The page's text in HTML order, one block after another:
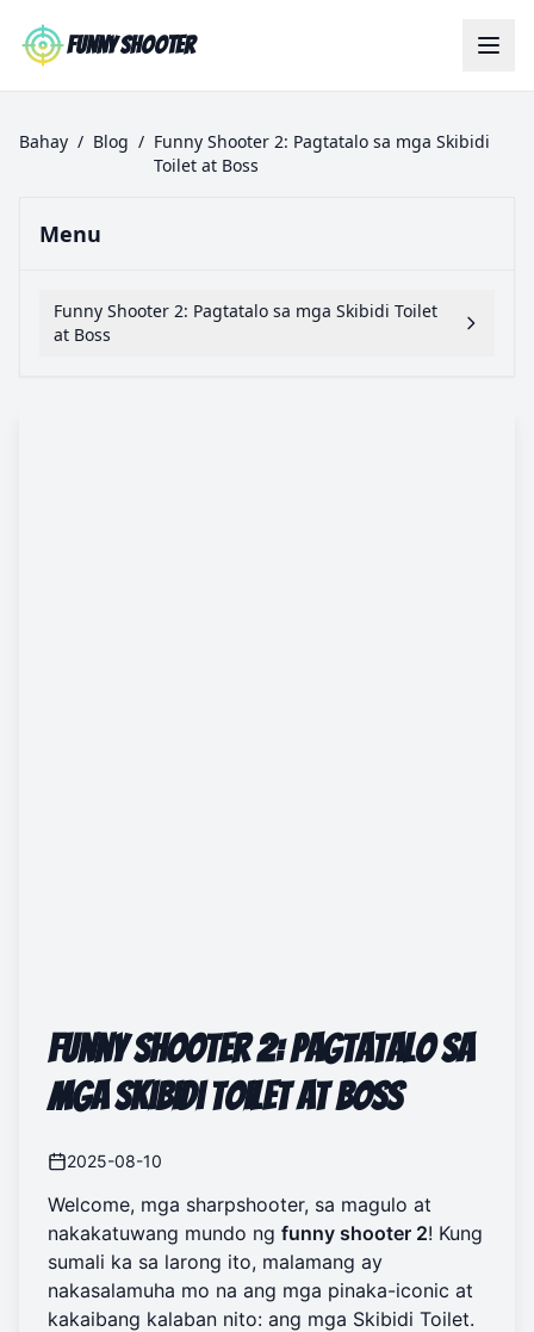
Funny Shooter
Bahay / Blog / Funny Shooter 2: Pagtatalo sa mga Skibidi
Toilet at Boss
Menu
Funny Shooter 2: Pagtatalo sa mga Skibidi Toilet
at Boss
Funny Shooter 2: Pagtatalo sa
mga Skibidi Toilet at Boss
2025-08-10
Welcome, mga sharpshooter, sa magulo at
nakakatuwang mundo ng funny shooter 2! Kung
sumali ka sa larong ito, malamang ay
nakasalamuha mo na ang mga pinaka-iconic at
kakaibang kalaban nito: ang mga Skibidi Toilet.